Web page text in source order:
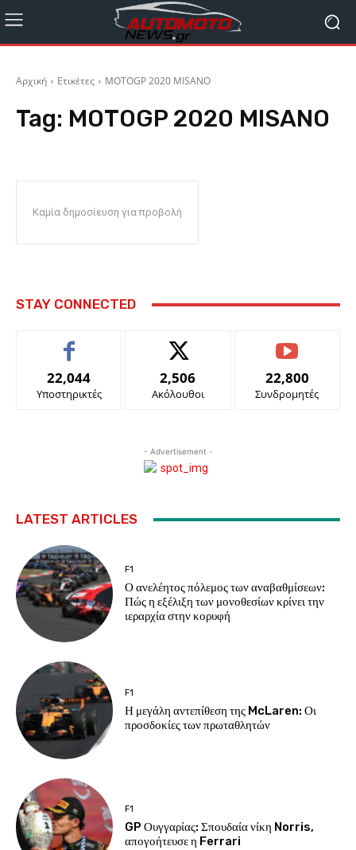
Αρχική Ετικέτες MOTOGP 2020 MISANO
Tag: MOTOGP 2020 MISANO
Καμία δημοσίευση για προβολή
STAY CONNECTED
22,044
Υποστηρικτές
2,506
Ακόλουθοι
22,800
Συνδρομητές
- Advertisement -
LATEST ARTICLES
F1
Ο ανελέητος πόλεμος των αναβαθμίσεων:
Πώς η εξέλιξη των μονοθεσίων κρίνει την
ιεραρχία στην κορυφή
F1
Η μεγάλη αντεπίθεση της McLaren: Οι
προσδοκίες των πρωταθλητών
F1
GP Ουγγαρίας: Σπουδαία νίκη Norris,
απογοήτευσε η Ferrari